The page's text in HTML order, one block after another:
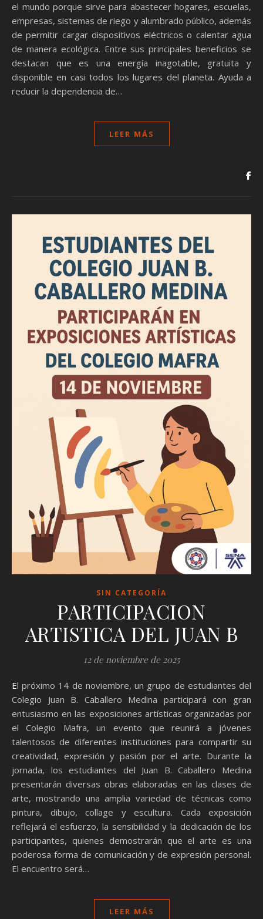
el mundo porque sirve para abastecer hogares, escuelas,
empresas, sistemas de riego y alumbrado público, además
de permitir cargar dispositivos eléctricos o calentar agua
de manera ecológica. Entre sus principales beneficios se
destacan que es una energía inagotable, gratuita y
disponible en casi todos los lugares del planeta. Ayuda a
reducir la dependencia de…
LEER MÁS
SIN CATEGORÍA
PARTICIPACION
ARTISTICA DEL JUAN B
12 de noviembre de 2025
El próximo 14 de noviembre, un grupo de estudiantes del
Colegio Juan B. Caballero Medina participará con gran
entusiasmo en las exposiciones artísticas organizadas por
el Colegio Mafra, un evento que reunirá a jóvenes
talentosos de diferentes instituciones para compartir su
creatividad, expresión y pasión por el arte. Durante la
jornada, los estudiantes del Juan B. Caballero Medina
presentarán diversas obras elaboradas en las clases de
arte, mostrando una amplia variedad de técnicas como
pintura, dibujo, collage y escultura. Cada exposición
reflejará el esfuerzo, la sensibilidad y la dedicación de los
participantes, quienes demostrarán que el arte es una
poderosa forma de comunicación y de expresión personal.
El encuentro será…
LEER MÁS